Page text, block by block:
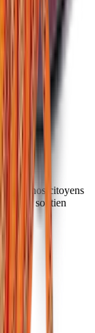
pour nos citoyens
de soutien